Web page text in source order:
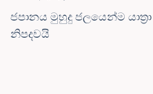
ජපානය මුහුදු ජලයෙන්ම
නිපදවයි